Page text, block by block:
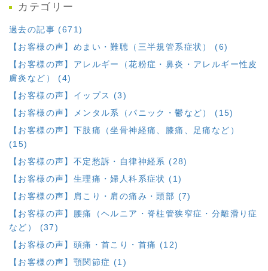
カテゴリー
過去の記事 (671)
【お客様の声】めまい・難聴（三半規管系症状） (6)
【お客様の声】アレルギー（花粉症・鼻炎・アレルギー性皮
膚炎など） (4)
【お客様の声】イップス (3)
【お客様の声】メンタル系（パニック・鬱など） (15)
【お客様の声】下肢痛（坐骨神経痛、膝痛、足痛など）
(15)
【お客様の声】不定愁訴・自律神経系 (28)
【お客様の声】生理痛・婦人科系症状 (1)
【お客様の声】肩こり・肩の痛み・頭部 (7)
【お客様の声】腰痛（ヘルニア・脊柱管狭窄症・分離滑り症
など） (37)
【お客様の声】頭痛・首こり・首痛 (12)
【お客様の声】顎関節症 (1)